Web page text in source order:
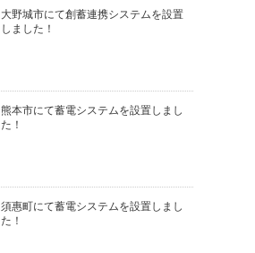
大野城市にて創蓄連携システムを設置
しました！
熊本市にて蓄電システムを設置しまし
た！
須惠町にて蓄電システムを設置しまし
た！